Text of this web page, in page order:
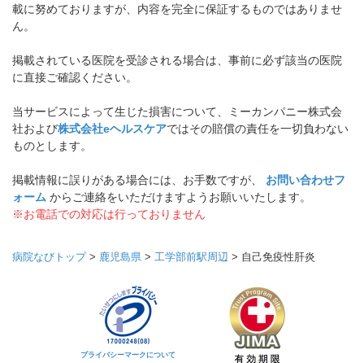
載に努めておりますが、内容を完全に保証するものではありませ
ん。
掲載されている医院を受診される場合は、事前に必ず該当の医院
に直接ご確認ください。
当サービスによって生じた損害について、ミーカンパニー株式会
社および株式会社eヘルスケアではその賠償の責任を一切負わない
ものとします。
掲載情報に誤りがある場合には、お手数ですが、 お問い合わせフ
ォーム からご連絡をいただけますようお願いいたします。
※お電話での対応は行っておりません
病院なびトップ> 鹿児島県 > 工学部前駅周辺 > 自己免疫性肝炎
プライバシーマークについて